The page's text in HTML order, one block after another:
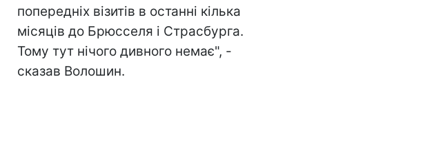
попередніх візитів в останні кілька
місяців до Брюсселя і Страсбурга.
Тому тут нічого дивного немає", -
сказав Волошин.